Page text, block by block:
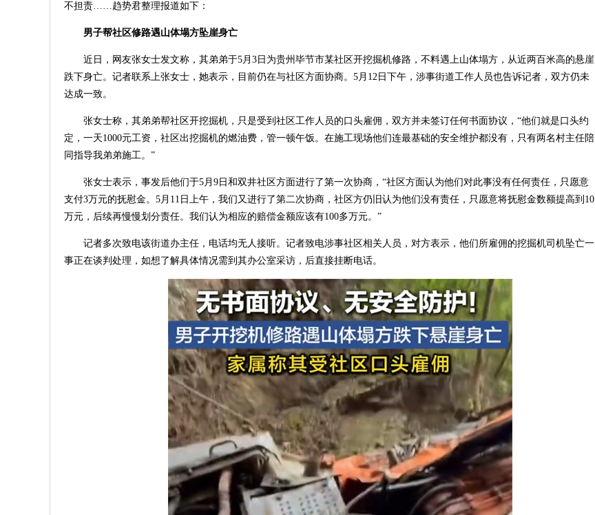
不担责……趋势君整理报道如下：
男子帮社区修路遇山体塌方坠崖身亡
近日，网友张女士发文称，其弟弟于5月3日为贵州毕节市某社区开挖掘机修路，不料遇上山体塌方，从近两百米高的悬崖
跌下身亡。记者联系上张女士，她表示，目前仍在与社区方面协商。5月12日下午，涉事街道工作人员也告诉记者，双方仍未
达成一致。
张女士称，其弟弟帮社区开挖掘机，只是受到社区工作人员的口头雇佣，双方并未签订任何书面协议，“他们就是口头约
定，一天1000元工资，社区出挖掘机的燃油费，管一顿午饭。在施工现场他们连最基础的安全维护都没有，只有两名村主任陪
同指导我弟弟施工。”
张女士表示，事发后他们于5月9日和双井社区方面进行了第一次协商，“社区方面认为他们对此事没有任何责任，只愿意
支付3万元的抚慰金。5月11日上午，我们又进行了第二次协商，社区方仍旧认为他们没有责任，只愿意将抚慰金数额提高到10
万元，后续再慢慢划分责任。我们认为相应的赔偿金额应该有100多万元。”
记者多次致电该街道办主任，电话均无人接听。记者致电涉事社区相关人员，对方表示，他们所雇佣的挖掘机司机坠亡一
事正在谈判处理，如想了解具体情况需到其办公室采访，后直接挂断电话。